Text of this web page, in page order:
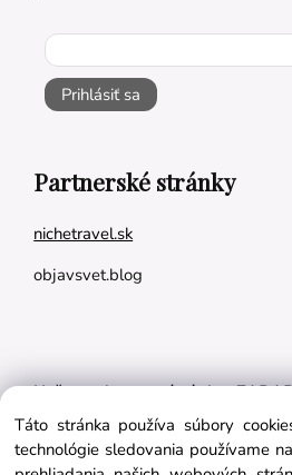
Prihlásiť sa
Partnerské stránky
nichetravel.sk
objavsvet.blog
Naše appky pre vás úplne
Tréningový plán na mieru
Táto stránka používa súbory
technológie sledovania používame